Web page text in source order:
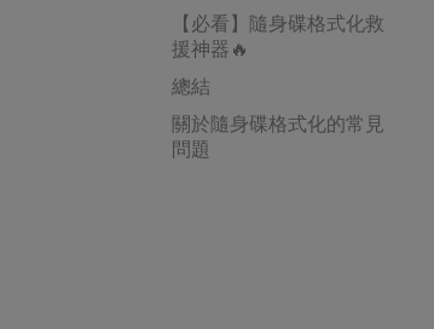
【必看】隨身碟格式化救
援神器🔥
總結
關於隨身碟格式化的常見
問題